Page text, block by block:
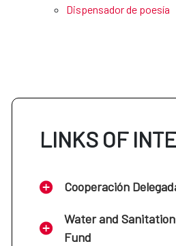
Dispensador de poesía
LINKS OF
Cooperación
Water and
Fund